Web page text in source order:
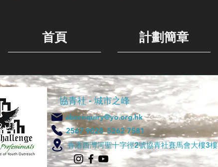
首頁 計劃簡章
協青社 -城市之峰
abcenquiry@yo.org.hk
2567 9028 5262 7581
香港西灣河聖十字徑2號協青社賽馬會大樓3樓